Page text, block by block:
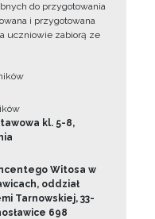
do przygotowania
i przygotowana
uczniowie zabiorą ze
kl. 5-8,
Witosa w
oddział
Tarnowskiej, 33-
698